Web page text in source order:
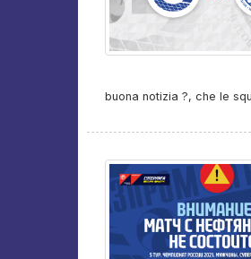
buona notizia ?, che le